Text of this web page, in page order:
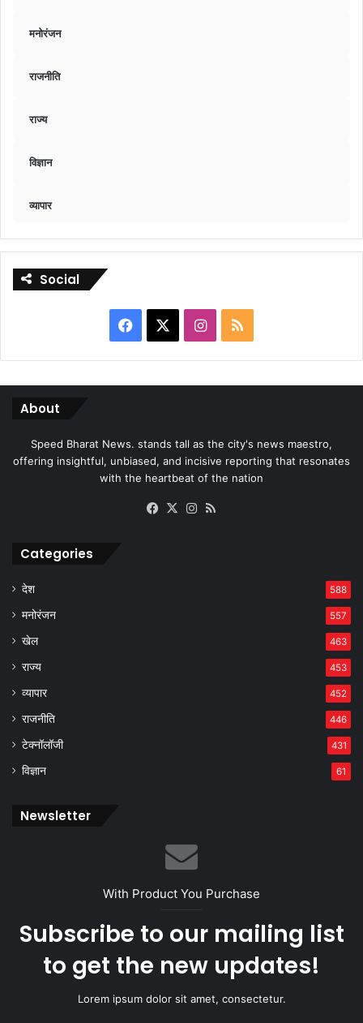
मनोरंजन
राजनीति
राज्य
विज्ञान
व्यापार
Social
Facebook Instagram
RSS
About
Speed Bharat News. stands tall as the city's news maestro,
offering insightful, unbiased, and incisive reporting that resonates
with the heartbeat of the nation
Facebook
X Instagram
Categories
देश 588
मनोरंजन 557
खेल 463
राज्य 453
व्यापार 452
राजनीति 446
टेक्नॉलॉजी 431
विज्ञान 61
Newsletter
With Product You Purchase
Subscribe to our mailing list
to get the new updates!
Lorem ipsum dolor sit amet, consectetur.